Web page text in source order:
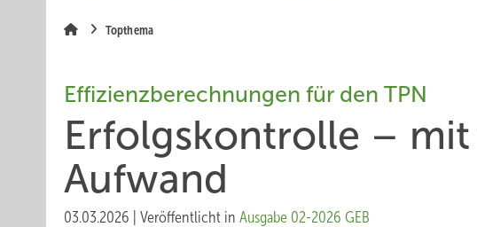
Topthema
Effizienzberechnungen für den TPN
Erfolgskontrolle –
Aufwand
03.03.2026 Veröffentlicht in Ausgabe 02-2026 GEB